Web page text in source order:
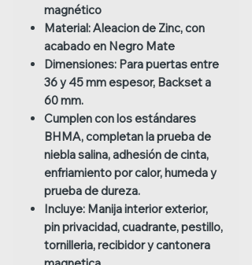
magnético
Material: Aleacion de Zinc, con
acabado en Negro Mate
Dimensiones: Para puertas entre
36 y 45 mm espesor, Backset a
60 mm.
Cumplen con los estándares
BHMA, completan la prueba de
niebla salina, adhesión de cinta,
enfriamiento por calor, humeda y
prueba de dureza.
Incluye: Manija interior exterior,
pin privacidad, cuadrante, pestillo,
tornilleria, recibidor y cantonera